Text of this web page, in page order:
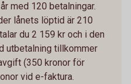
med 120 betalningar.
lånets löptid är 210
du 2 159 kr och i den
utbetalning tillkommer
(350 kronor för
vid e-faktura.